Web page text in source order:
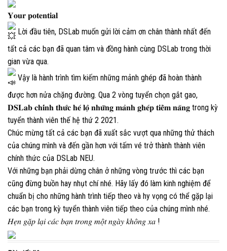
𝐘𝐨𝐮𝐫 𝐩𝐨𝐭𝐞𝐧𝐭𝐢𝐚𝐥
Lời đầu tiên, DSLab muốn gửi lời cảm ơn chân thành nhất đến
tất cả các bạn đã quan tâm và đồng hành cùng DSLab trong thời
gian vừa qua.
Vậy là hành trình tìm kiếm những mảnh ghép đã hoàn thành
được hơn nửa chặng đường. Qua 2 vòng tuyển chọn gắt gao,
𝐃𝐒𝐋𝐚𝐛 𝐜𝐡𝐢́𝐧𝐡 𝐭𝐡𝐮̛́𝐜 𝐡𝐞́ 𝐥𝐨̣̂ 𝐧𝐡𝐮̛̃𝐧𝐠 𝐦𝐚̉𝐧𝐡 𝐠𝐡𝐞́𝐩 𝐭𝐢𝐞̂̀𝐦 𝐧𝐚̆𝐧𝐠 trong kỳ
tuyển thành viên thế hệ thứ 2 2021.
Chúc mừng tất cả các bạn đã xuất sắc vượt qua những thử thách
của chúng mình và đến gần hơn với tấm vé trở thành thành viên
chính thức của DSLab NEU.
Với những bạn phải dừng chân ở những vòng trước thì các bạn
cũng đừng buồn hay nhụt chí nhé. Hãy lấy đó làm kinh nghiệm để
chuẩn bị cho những hành trình tiếp theo và hy vọng có thể gặp lại
các bạn trong kỳ tuyển thành viên tiếp theo của chúng mình nhé.
𝐻𝑒̣𝑛 𝑔𝑎̣̆𝑝 𝑙𝑎̣𝑖 𝑐𝑎́𝑐 𝑏𝑎̣𝑛 𝑡𝑟𝑜𝑛𝑔 𝑚𝑜̣̂𝑡 𝑛𝑔𝑎̀𝑦 𝑘ℎ𝑜̂𝑛𝑔 𝑥𝑎 !